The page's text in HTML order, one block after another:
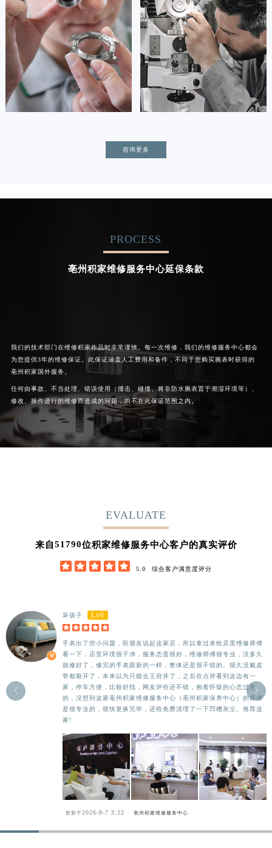
(积家保养中心)
的高级技师之一
Tianjin Jaeger Maintain center
 天津积家维修
(积家保养中心)
的高级技师之一
Nanjing Jaeger Maintain center
 上海积家保养
辛迪·克莱门特
资深积家技师

咨询更多
PROCESS
亳州积家维修服务中心延保条款
我们的技术部门在维修积家作品时非常谨慎。每一次维修，我们的维修服务中心都会
为您提供3年的维修保证。此保证涵盖人工费用和备件，不同于您购买腕表时获得的
亳州积家国外服务。
任何由事故、不当处理、错误使用（撞击、碰撞、将非防水腕表置于潮湿环境等）、
修改、操作进行的维修而造成的问题，均不在此保证范围之内。
EVALUATE
来自62852位积家维修服务中心客户的真实评价
     5.0 综合客户满意度评分
坏孩子 Lv6
    
手表出了些小问题，听朋友说起这家店，所以拿过来给店里维修师傅
看一下，店里环境很干净，服务态度很好，维修师傅很专业，没多久
就修好了，修完的手表跟新的一样，整体还是很不错的。很久没戴皮
带都裂开了，本来以为只能去王府井了，之后在点评看到这边有一
家，停车方便，比较好找，网友评价还不错，抱着怀疑的心态过来
的，没想到这家亳州积家维修服务中心（亳州积家保养中心）的师傅
是很专业的，很快更换完毕，还给免费清理了一下凹槽灰尘。推荐这
家!
更新于2026-8-7 3:22 亳州积家维修服务中心

